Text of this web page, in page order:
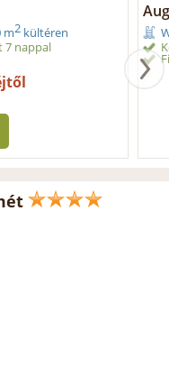
m2 kültéren
7 nappal